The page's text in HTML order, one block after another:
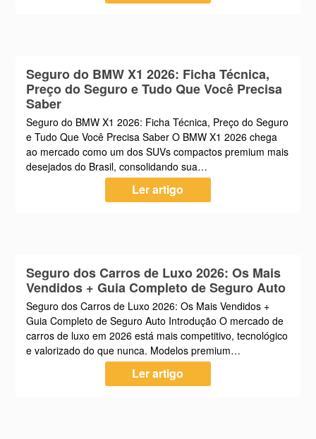
Seguro do BMW X1 2026: Ficha Técnica,
Preço do Seguro e Tudo Que Você Precisa
Saber
Seguro do BMW X1 2026: Ficha Técnica, Preço do Seguro
e Tudo Que Você Precisa Saber O BMW X1 2026 chega
ao mercado como um dos SUVs compactos premium mais
desejados do Brasil, consolidando sua…
Ler artigo
Seguro dos Carros de Luxo 2026: Os Mais
Vendidos + Guia Completo de Seguro Auto
Seguro dos Carros de Luxo 2026: Os Mais Vendidos +
Guia Completo de Seguro Auto Introdução O mercado de
carros de luxo em 2026 está mais competitivo, tecnológico
e valorizado do que nunca. Modelos premium…
Ler artigo